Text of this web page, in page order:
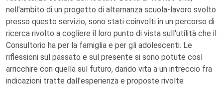
nell'ambito di un progetto di alternanza scuola-lavoro svolto
presso questo servizio, sono stati coinvolti in un percorso di
ricerca rivolto a cogliere il loro punto di vista sull'utilità che il
Consultorio ha per la famiglia e per gli adolescenti. Le
riflessioni sul passato e sul presente si sono potute così
arricchire con quella sul futuro, dando vita a un intreccio fra
indicazioni tratte dall'esperienza e proposte rivolte